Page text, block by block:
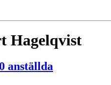
Hagelqvist
anställda